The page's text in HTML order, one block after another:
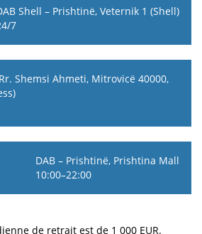
Shell – Prishtinë, Veternik 1 (Shell)
7
Shemsi Ahmeti, Mitrovicë 40000,
DAB – Prishtinë, Prishtina Mall
10:00–22:00
de retrait est de 1 000 EUR.